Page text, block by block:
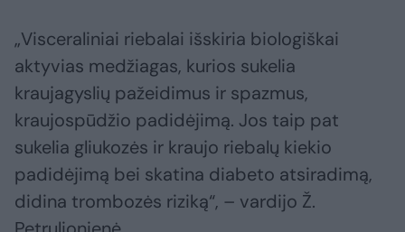
„Visceraliniai riebalai išskiria biologiškai
aktyvias medžiagas, kurios sukelia
kraujagyslių pažeidimus ir spazmus,
kraujospūdžio padidėjimą. Jos taip pat
sukelia gliukozės ir kraujo riebalų kiekio
padidėjimą bei skatina diabeto atsiradimą,
didina trombozės riziką“, – vardijo Ž.